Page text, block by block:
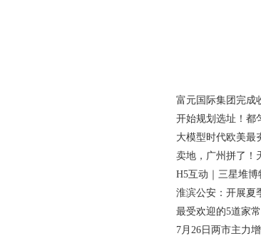
富元国际集团完成
开始规划选址！都
大模型时代欧美最
卖地，广州拼了！
H5互动｜三星堆
淮滨公安：开展夏
最受欢迎的5道家
7月26日两市主力